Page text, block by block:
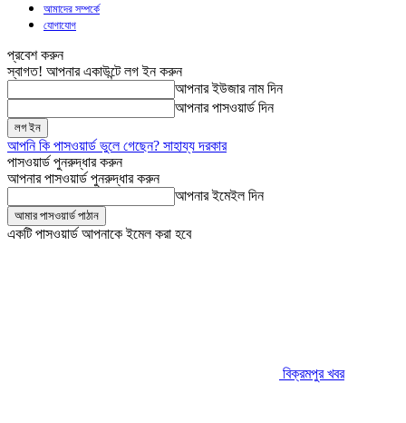
আমাদের সম্পর্কে
যোগাযোগ
প্রবেশ করুন
স্বাগত! আপনার একাউন্টে লগ ইন করুন
আপনার ইউজার নাম দিন
আপনার পাসওয়ার্ড দিন
আপনি কি পাসওয়ার্ড ভুলে গেছেন? সাহায্য দরকার
পাসওয়ার্ড পুনরুদ্ধার করুন
আপনার পাসওয়ার্ড পুনরুদ্ধার করুন
আপনার ইমেইল দিন
একটি পাসওয়ার্ড আপনাকে ইমেল করা হবে
বিক্রমপুর খবর